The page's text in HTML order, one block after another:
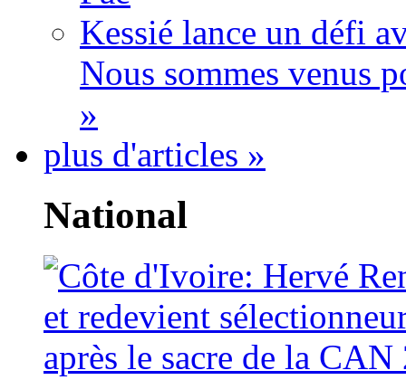
Kessié lance un défi
Nous sommes venus
»
plus d'articles »
National